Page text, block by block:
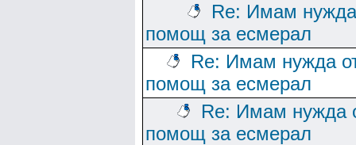
Re: Имам
помощ за есмерал
Re: Имам нужда
помощ за есмерал
Re: Имам нужда
помощ за есмерал